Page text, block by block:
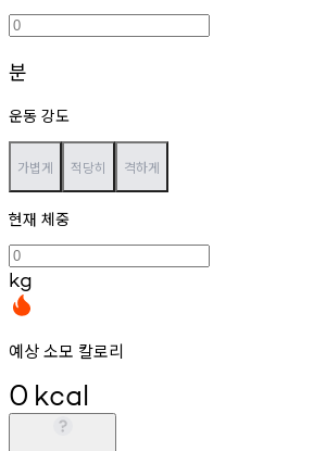
분
운동 강도
가볍게 적당히 격하게
현재 체중
kg
예상 소모 칼로리
0 kcal